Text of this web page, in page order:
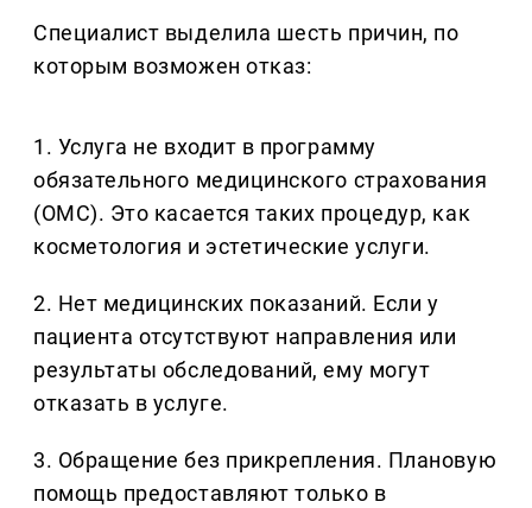
Специалист выделила шесть причин, по
которым возможен отказ:
1. Услуга не входит в программу
обязательного медицинского страхования
(ОМС). Это касается таких процедур, как
косметология и эстетические услуги.
2. Нет медицинских показаний. Если у
пациента отсутствуют направления или
результаты обследований, ему могут
отказать в услуге.
3. Обращение без прикрепления. Плановую
помощь предоставляют только в